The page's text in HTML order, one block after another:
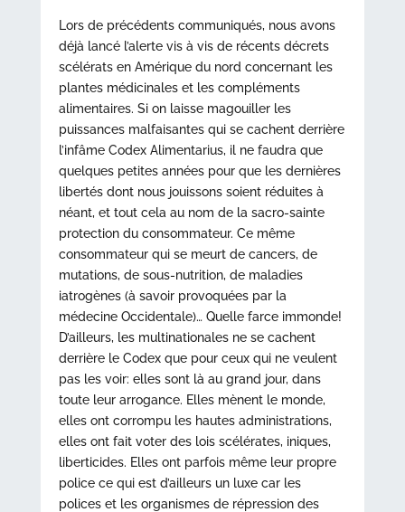
Lors de précédents communiqués, nous avons
déjà lancé l’alerte vis à vis de récents décrets
scélérats en Amérique du nord concernant les
plantes médicinales et les compléments
alimentaires. Si on laisse magouiller les
puissances malfaisantes qui se cachent derrière
l’infâme Codex Alimentarius, il ne faudra que
quelques petites années pour que les dernières
libertés dont nous jouissons soient réduites à
néant, et tout cela au nom de la sacro-sainte
protection du consommateur. Ce même
consommateur qui se meurt de cancers, de
mutations, de sous-nutrition, de maladies
iatrogènes (à savoir provoquées par la
médecine Occidentale)… Quelle farce immonde!
D’ailleurs, les multinationales ne se cachent
derrière le Codex que pour ceux qui ne veulent
pas les voir: elles sont là au grand jour, dans
toute leur arrogance. Elles mènent le monde,
elles ont corrompu les hautes administrations,
elles ont fait voter des lois scélérates, iniques,
liberticides. Elles ont parfois même leur propre
police ce qui est d’ailleurs un luxe car les
polices et les organismes de répression des